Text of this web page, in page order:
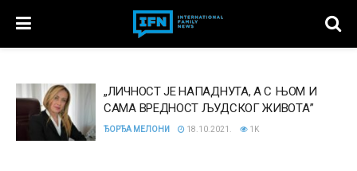
„ЛИЧНОСТ ЈЕ НАПАДНУТА, А С ЊОМ И
САМА ВРЕДНОСТ ЉУДСКОГ ЖИВОТА”
ЂОРЂА МЕЛОНИ 18.10.2021. 1K